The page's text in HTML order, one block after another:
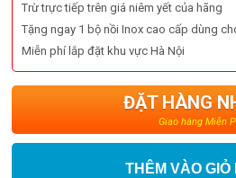
Trừ trực tiếp trên giá niêm yết của hãng
Tặng ngay 1 bộ nồi Inox cao cấp dùng
Miễn phí lắp đặt khu vực Hà Nội
ĐẶT HÀNG
Giao hàng Miễn
THÊM VÀO GIỎ